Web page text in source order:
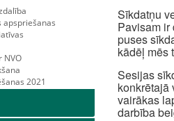
apspriešanas
NVO
2021
Sīkdatņu
Pavisam
puses
kādēļ mēs
Sesijas
konkrētajā
vairākas
darbība